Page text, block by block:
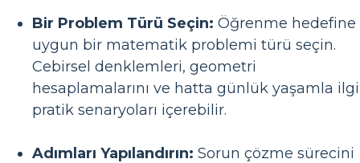
Bir Problem Türü Seçin: Öğrenme hedefine
uygun bir matematik problemi türü seçin.
Cebirsel denklemleri, geometri
hesaplamalarını ve hatta günlük yaşamla
pratik senaryoları içerebilir.
Adımları Yapılandırın: Sorun çözme sürecini